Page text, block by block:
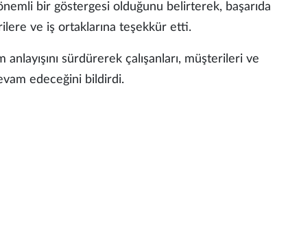
bir göstergesi olduğunu belirterek, başarıda
ve iş ortaklarına teşekkür etti.
sürdürerek çalışanları, müşterileri ve
edeceğini bildirdi.